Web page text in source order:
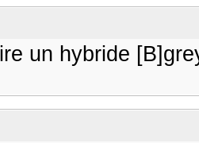
un hybride